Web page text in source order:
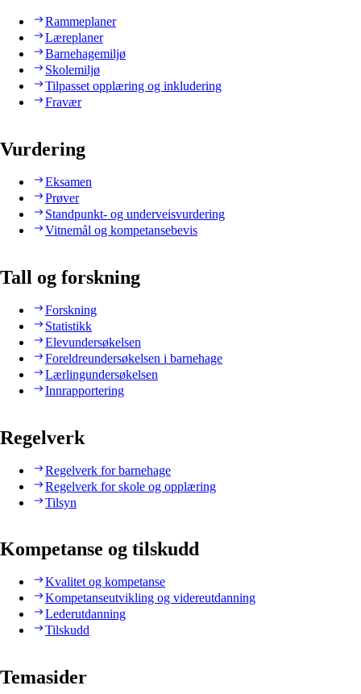
Rammeplaner
Læreplaner
Barnehagemiljø
Skolemiljø
Tilpasset opplæring og inkludering
Fravær
Vurdering
Eksamen
Prøver
Standpunkt- og underveisvurdering
Vitnemål og kompetansebevis
Tall og forskning
Forskning
Statistikk
Elevundersøkelsen
Foreldreundersøkelsen i barnehage
Lærlingundersøkelsen
Innrapportering
Regelverk
Regelverk for barnehage
Regelverk for skole og opplæring
Tilsyn
Kompetanse og tilskudd
Kvalitet og kompetanse
Kompetanseutvikling og videreutdanning
Lederutdanning
Tilskudd
Temasider